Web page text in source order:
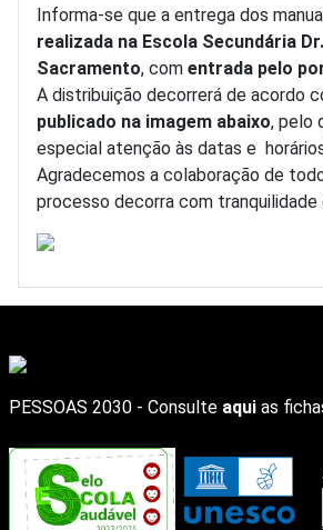
Informa-se que a entrega dos
realizada na Escola Secundária
Sacramento, com entrada pelo
A distribuição decorrerá de acordo
publicado na imagem abaixo, pelo
especial atenção às datas e
Agradecemos a colaboração de
processo decorra com tranquilidade
PESSOAS 2030 - Consulte aqui as